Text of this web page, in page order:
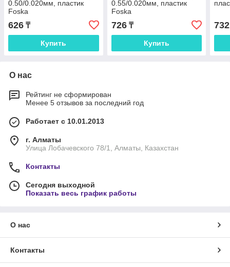
0.50/0.020мм, пластик
Foska
626 ₸
Купить
0.55/0.020мм, пластик
Foska
726₸
Купить
732
О нас
Рейтинг не сформирован
Менее 5 отзывов за последний год
Работает с 10.01.2013
г. Алматы
Улица Лобачевского 78/1, Алматы, Казахстан
Контакты
Сегодня выходной
Показать весь график работы
О нас
Контакты